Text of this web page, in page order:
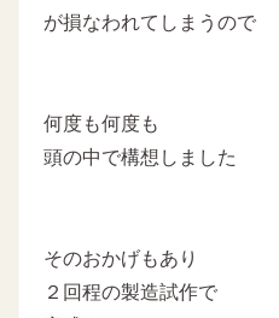
が損なわれてしまうので
何度も何度も
頭の中で構想しました
そのおかげもあり
２回程の製造試作で